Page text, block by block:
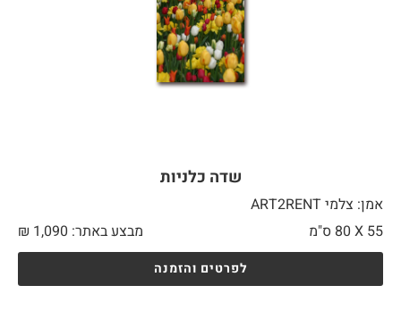
שדה כלניות
אמן: צלמי ART2RENT
55 X
מבצע באתר: ₪ 1,090
לפרטים והזמנה